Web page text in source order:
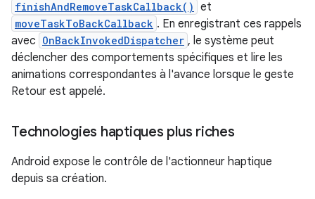
finishAndRemoveTaskCallback() et
moveTaskToBackCallback . En enregistrant ces rappels
avec OnBackInvokedDispatcher , le système peut
déclencher des comportements spécifiques et lire les
animations correspondantes à l'avance lorsque le geste
Retour est appelé.
Technologies haptiques plus riches
Android expose le contrôle de l'actionneur haptique
depuis sa création.